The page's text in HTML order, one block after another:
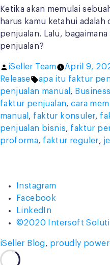
Ketika akan memulai
harus kamu ketahui
penjualan. Lalu,
penjualan?
Posted
by
iSeller Team April 9,
Release
Tags:
apa itu faktur
penjualan manual ,
faktur penjualan,cara
manual , faktur konsuler,
penjualan bisnis, faktur
proforma, faktur reguler,
Instagram
Facebook
LinkedIn
©2020 Intersoft
iSeller Blog, proudly